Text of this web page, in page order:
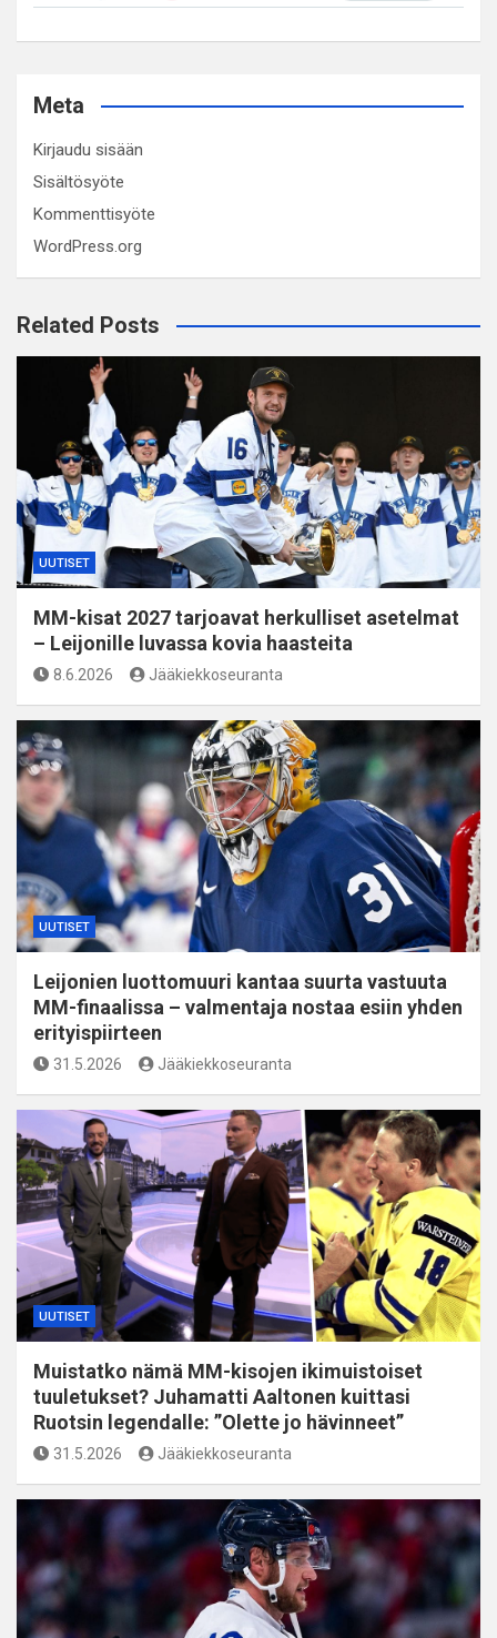
Meta
Kirjaudu sisään
Sisältösyöte
Kommenttisyöte
WordPress.org
Related Posts
UUTISET
MM-kisat 2027 tarjoavat herkulliset asetelmat
– Leijonille luvassa kovia haasteita
8.6.2026 Jääkiekkoseuranta
UUTISET
Leijonien luottomuuri kantaa suurta vastuuta
MM-finaalissa – valmentaja nostaa esiin yhden
erityispiirteen
31.5.2026 Jääkiekkoseuranta
UUTISET
Muistatko nämä MM-kisojen ikimuistoiset
tuuletukset? Juhamatti Aaltonen kuittasi
Ruotsin legendalle: ”Olette jo hävinneet”
31.5.2026 Jääkiekkoseuranta